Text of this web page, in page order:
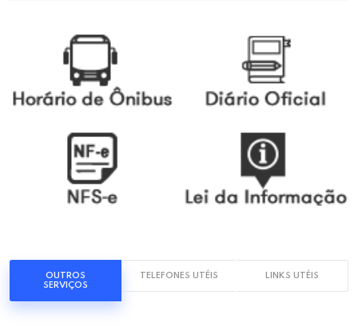
OUTROS
SERVIÇOS
TELEFONES UTÉIS LINKS UTÉIS